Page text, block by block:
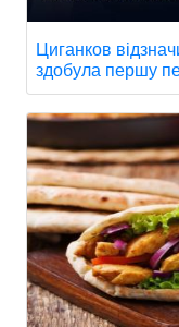
Циганков
здобула першу